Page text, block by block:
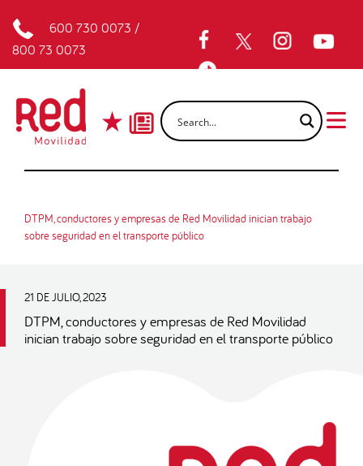
600 730 0073 /
800 73 0073
DTPM, conductores y empresas de Red Movilidad inician trabajo
sobre seguridad en el transporte público
21 DE JULIO, 2023
DTPM, conductores y empresas de Red Movilidad
inician trabajo sobre seguridad en el transporte público